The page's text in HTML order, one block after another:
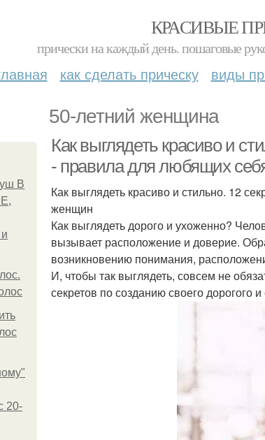
КРАСИВЫЕ
прически на каждый день. пошаговые
как сделать прическу виды
50-летний женщина
В
20-
Как выглядеть красиво и
- правила для любящих
Как выглядеть красиво и стильно. 12
женщин
Как выглядеть дорого и ухоженно?
вызывает расположение и доверие.
возникновению понимания,
И, чтобы так выглядеть, совсем не
секретов по созданию своего дорогого